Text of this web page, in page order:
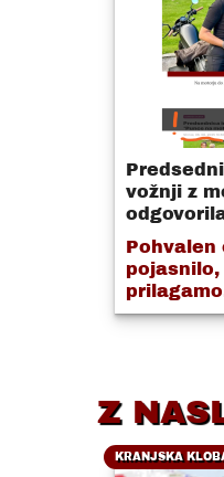
vožnji z
Pohvalen
pojasnilo,
Z
KRANJSKA